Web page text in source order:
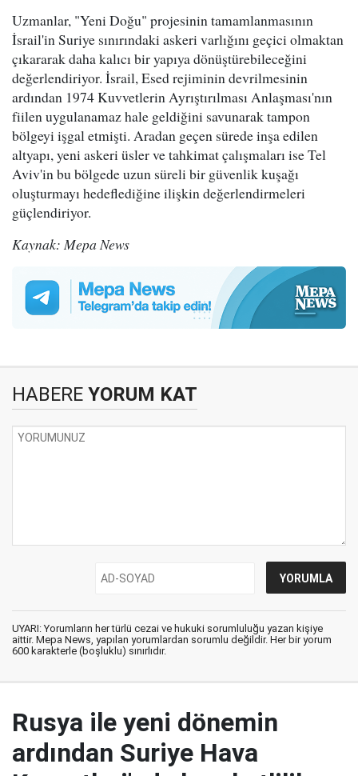
Uzmanlar, "Yeni Doğu" projesinin tamamlanmasının
İsrail'in Suriye sınırındaki askeri varlığını geçici olmaktan
çıkararak daha kalıcı bir yapıya dönüştürebileceğini
değerlendiriyor. İsrail, Esed rejiminin devrilmesinin
ardından 1974 Kuvvetlerin Ayrıştırılması Anlaşması'nın
fiilen uygulanamaz hale geldiğini savunarak tampon
bölgeyi işgal etmişti. Aradan geçen sürede inşa edilen
altyapı, yeni askeri üsler ve tahkimat çalışmaları ise Tel
Aviv'in bu bölgede uzun süreli bir güvenlik kuşağı
oluşturmayı hedeflediğine ilişkin değerlendirmeleri
güçlendiriyor.
Kaynak: Mepa News
HABERE YORUM KAT
UYARI: Yorumların her türlü cezai ve hukuki sorumluluğu yazan kişiye
aittir. Mepa News, yapılan yorumlardan sorumlu değildir. Her bir yorum
600 karakterle (boşluklu) sınırlıdır.
Rusya ile yeni dönemin
ardından Suriye Hava